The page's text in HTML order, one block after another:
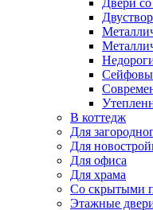
Двери
В коттедж
Для
Для
Для офиса
Для храма
Со скрытыми
Этажные